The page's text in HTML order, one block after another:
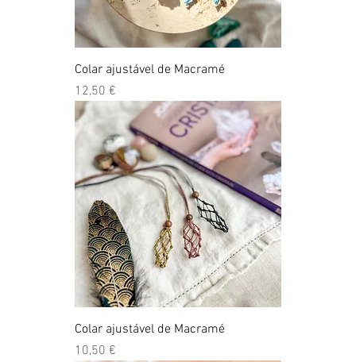
Colar ajustável de Macramé
Preço
12,50 €
Colar ajustável de Macramé
Preço
10,50 €